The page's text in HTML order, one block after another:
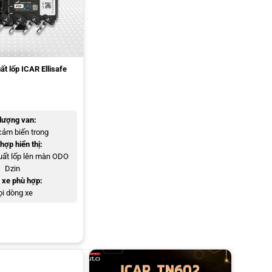
lốp ICAR Ellisafe
van:
biến trong
hiển thị:
lốp lên màn ODO
Dzin
xe phù hợp:
dòng xe